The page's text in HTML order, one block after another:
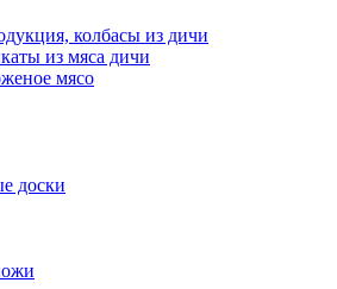
колбасы из дичи
из мяса дичи
мясо
доски